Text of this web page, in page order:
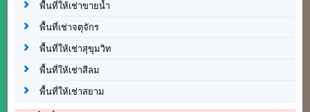
พื้นที่ให้เช่าขายน้ำ
พื้นที่เช่าจตุจักร
พื้นที่ให้เช่าสุขุมวิท
พื้นที่ให้เช่าสีลม
พื้นที่ให้เช่าสยาม